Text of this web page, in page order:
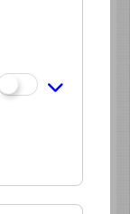
Tickets